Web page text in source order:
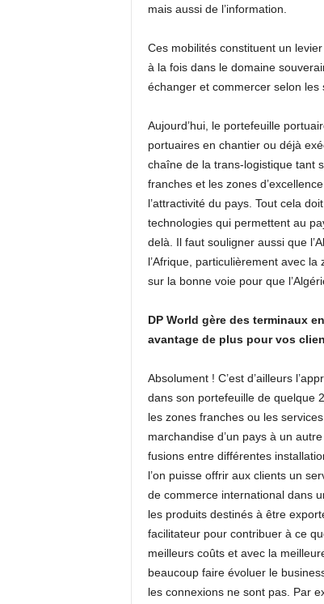
mais aussi de l’information.
Ces mobilités constituent un
à la fois dans le domaine
échanger et commercer selon les
Aujourd’hui, le portefeuille
portuaires en chantier ou déjà
chaîne de la trans-logistique tant
franches et les zones
l’attractivité du pays. Tout cela
technologies qui permettent au
delà. Il faut souligner aussi que
l’Afrique, particulièrement avec
sur la bonne voie pour que
DP World gère des terminaux
avantage de plus pour vos
Absolument ! C’est d’ailleurs
dans son portefeuille de quelque
les zones franches ou les
marchandise d’un pays à un
fusions entre différentes
l’on puisse offrir aux clients un
de commerce international dans
les produits destinés à être
facilitateur pour contribuer à ce
meilleurs coûts et avec la
beaucoup faire évoluer le
les connexions ne sont pas. Par